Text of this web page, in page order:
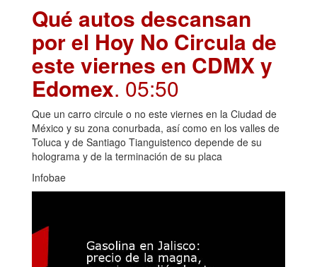
Qué autos descansan
por el Hoy No Circula de
este viernes en CDMX y
Edomex. 05:50
Que un carro circule o no este viernes en la Ciudad de
México y su zona conurbada, así como en los valles de
Toluca y de Santiago Tianguistenco depende de su
holograma y de la terminación de su placa
Infobae